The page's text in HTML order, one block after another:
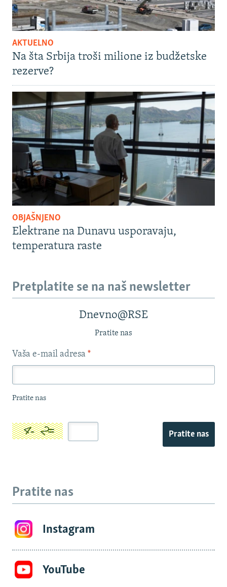
AKTUELNO
Na šta Srbija troši milione iz budžetske
rezerve?
OBJAŠNJENO
Elektrane na Dunavu usporavaju,
temperatura raste
Pretplatite se na naš newsletter
Dnevno@RSE
Pratite nas
Vaša e-mail adresa *
Pratite nas
Pratite nas
Pratite nas
Instagram
YouTube